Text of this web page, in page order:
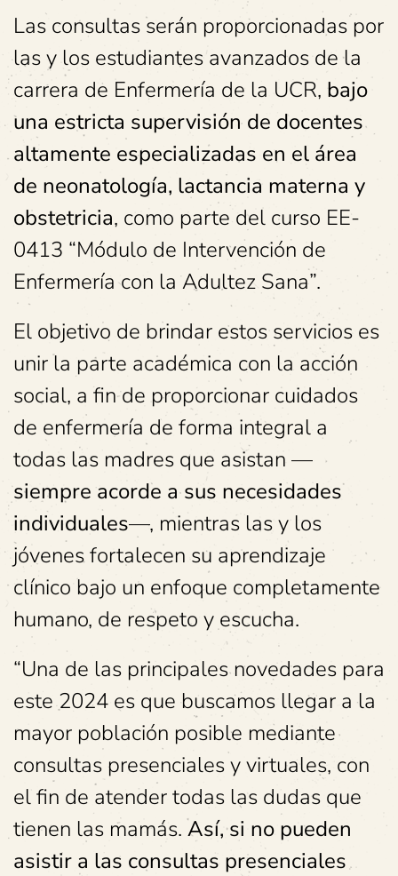
Las consultas serán proporcionadas por
las y los estudiantes avanzados de la
carrera de Enfermería de la UCR, bajo
una estricta supervisión de docentes
altamente especializadas en el área
de neonatología, lactancia materna y
obstetricia, como parte del curso EE-
0413 “Módulo de Intervención de
Enfermería con la Adultez Sana”.
El objetivo de brindar estos servicios es
unir la parte académica con la acción
social, a fin de proporcionar cuidados
de enfermería de forma integral a
todas las madres que asistan —
siempre acorde a sus necesidades
individuales—, mientras las y los
jóvenes fortalecen su aprendizaje
clínico bajo un enfoque completamente
humano, de respeto y escucha.
“Una de las principales novedades para
este 2024 es que buscamos llegar a la
mayor población posible mediante
consultas presenciales y virtuales, con
el fin de atender todas las dudas que
tienen las mamás. Así, si no pueden
asistir a las consultas presenciales